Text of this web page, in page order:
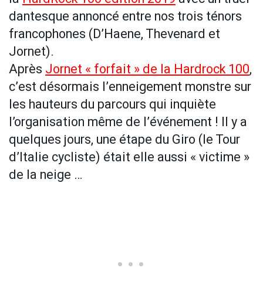
dantesque annoncé entre nos trois ténors
francophones (D’Haene, Thevenard et
Jornet).
Après Jornet « forfait » de la Hardrock 100,
c’est désormais l’enneigement monstre sur
les hauteurs du parcours qui inquiète
l’organisation même de l’événement ! Il y a
quelques jours, une étape du Giro (le Tour
d’Italie cycliste) était elle aussi « victime »
de la neige …